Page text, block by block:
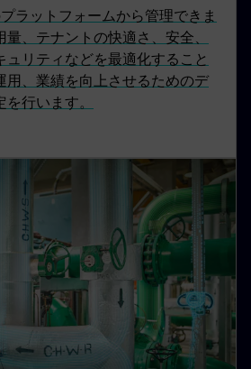
ラットフォームから管理できま
、テナントの快適さ、安全、
ュリティなどを最適化すること
用、業績を向上させるためのデ
行います。